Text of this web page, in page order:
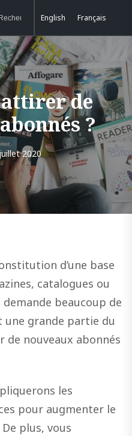
English Français
de
?
2020
d’une base
catalogues ou
beaucoup de
une grande partie du
nouveaux abonnés
les
pour augmenter le
plus, vous